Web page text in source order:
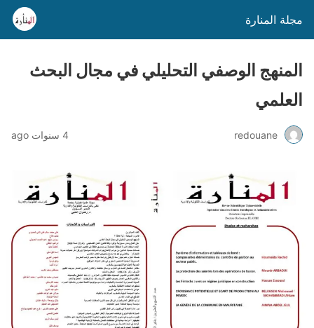
مجلة المنارة
المنهج الوصفي التحليلي في مجال البحث
العلمي
redouane 4 سنوات ago